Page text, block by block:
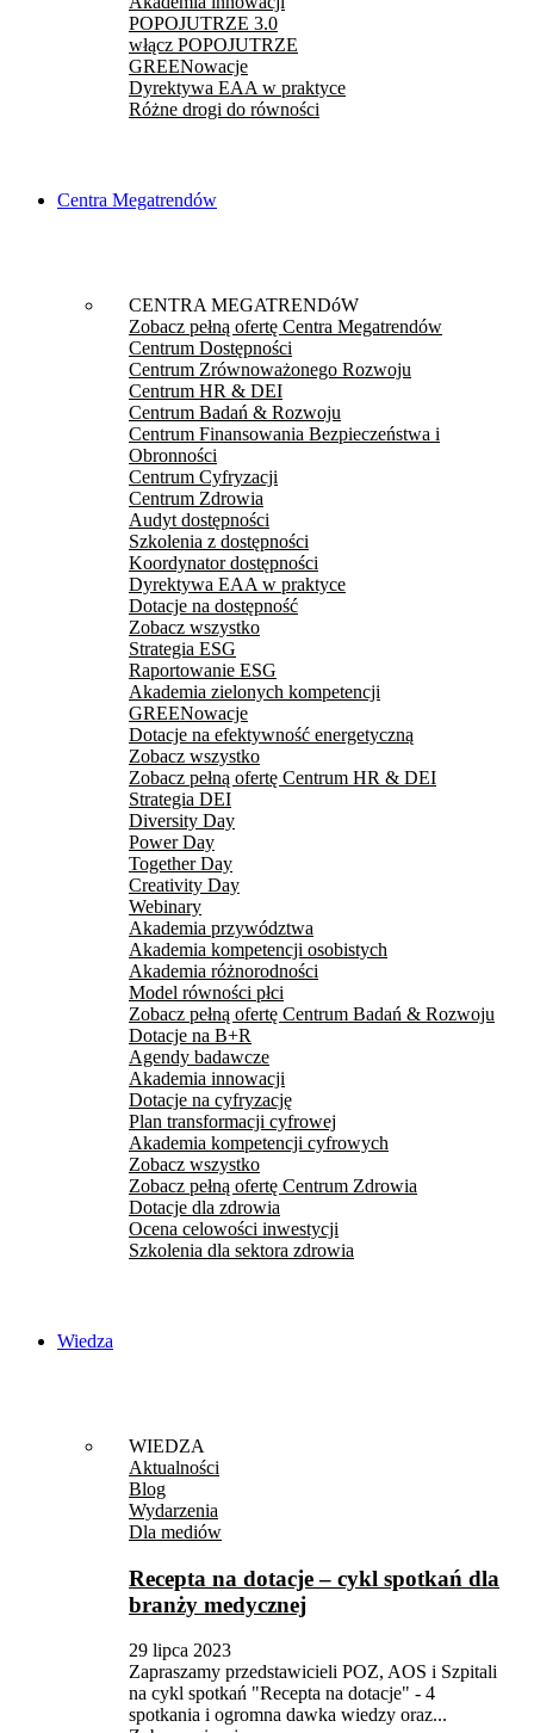
POPOJUTRZE 3.0
włącz POPOJUTRZE
GREENowacje
Dyrektywa EAA w praktyce
Różne drogi do równości
Centra Megatrendów
CENTRA MEGATRENDóW
Zobacz pełną ofertę Centra Megatrendów
Centrum Dostępności
Centrum Zrównoważonego Rozwoju
Centrum HR & DEI
Centrum Badań & Rozwoju
Centrum Finansowania Bezpieczeństwa i
Obronności
Centrum Cyfryzacji
Centrum Zdrowia
Audyt dostępności
Szkolenia z dostępności
Koordynator dostępności
Dyrektywa EAA w praktyce
Dotacje na dostępność
Zobacz wszystko
Strategia ESG
Raportowanie ESG
Akademia zielonych kompetencji
GREENowacje
Dotacje na efektywność energetyczną
Zobacz wszystko
Zobacz pełną ofertę Centrum HR & DEI
Strategia DEI
Diversity Day
Power Day
Together Day
Creativity Day
Webinary
Akademia przywództwa
Akademia kompetencji osobistych
Akademia różnorodności
Model równości płci
Zobacz pełną ofertę Centrum Badań & Rozwoju
Dotacje na B+R
Agendy badawcze
Akademia innowacji
Dotacje na cyfryzację
Plan transformacji cyfrowej
Akademia kompetencji cyfrowych
Zobacz wszystko
Zobacz pełną ofertę Centrum Zdrowia
Dotacje dla zdrowia
Ocena celowości inwestycji
Szkolenia dla sektora zdrowia
Wiedza
WIEDZA
Aktualności
Blog
Wydarzenia
Dla mediów
Recepta na dotacje – cykl spotkań dla
branży medycznej
29 lipca 2023
Zapraszamy przedstawicieli POZ, AOS i Szpitali
na cykl spotkań "Recepta na dotacje" - 4
spotkania i ogromna dawka wiedzy oraz...